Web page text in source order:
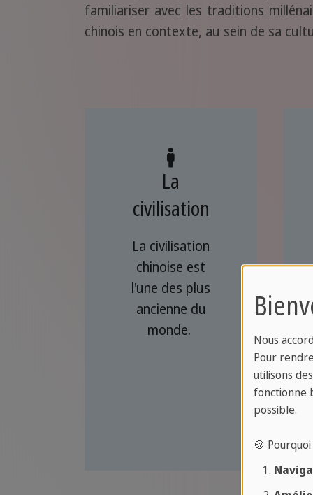
familiariser avec les traditions
chinois en contexte, au sein de sa
La
civilisation
La civilisation
chinoise est
l'une des plus
ancienne du
monde.
Nous
Pour
utilisons
fonctionne
possible.
🍪